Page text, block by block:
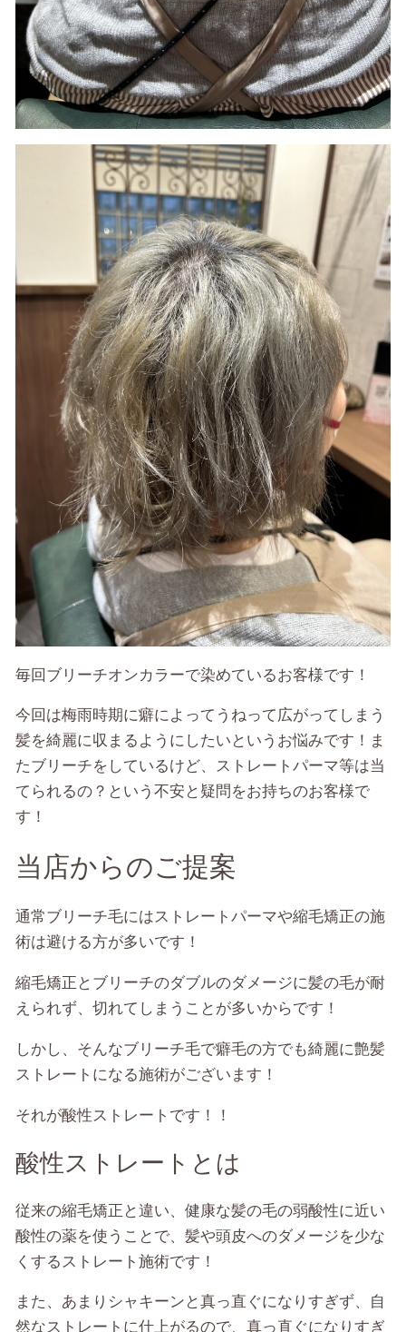
毎回ブリーチオンカラーで染めているお客様です！
今回は梅雨時期に癖によってうねって広がってしまう
髪を綺麗に収まるようにしたいというお悩みです！ま
たブリーチをしているけど、ストレートパーマ等は当
てられるの？という不安と疑問をお持ちのお客様で
す！
当店からのご提案
通常ブリーチ毛にはストレートパーマや縮毛矯正の施
術は避ける方が多いです！
縮毛矯正とブリーチのダブルのダメージに髪の毛が耐
えられず、切れてしまうことが多いからです！
しかし、そんなブリーチ毛で癖毛の方でも綺麗に艶髪
ストレートになる施術がございます！
それが酸性ストレートです！！
酸性ストレートとは
従来の縮毛矯正と違い、健康な髪の毛の弱酸性に近い
酸性の薬を使うことで、髪や頭皮へのダメージを少な
くするストレート施術です！
また、あまりシャキーンと真っ直ぐになりすぎず、自
然なストレートに仕上がるので、真っ直ぐになりすぎ